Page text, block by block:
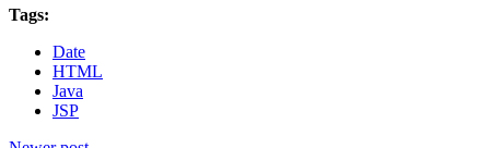
Tags:
Date
HTML
Java
JSP